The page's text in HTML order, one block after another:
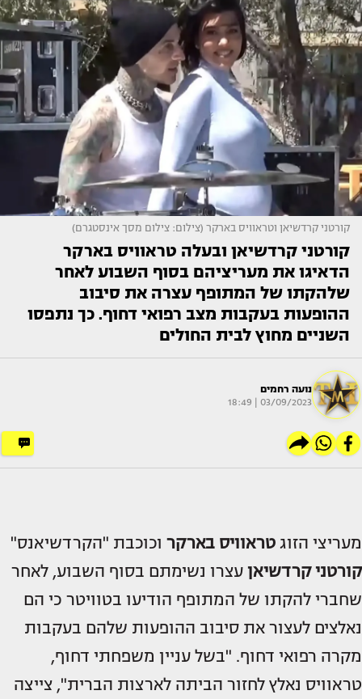
קורטני קרדשיאן וטראוויס בארקר (צילום: צילום מסך אינסטגרם)
קורטני קרדשיאן ובעלה טראוויס בארקר
הדאיגו את מעריציהם בסוף השבוע לאחר
שלהקתו של המתופף עצרה את סיבוב
ההופעות בעקבות מצב רפואי דחוף. כך נתפסו
השניים מחוץ לבית החולים
נועה רחמים
03/09/2023 | 18:49
מעריצי הזוג טראוויס בארקר וכוכבת "הקרדשיאנס"
קורטני קרדשיאן עצרו נשימתם בסוף השבוע, לאחר
שחברי להקתו של המתופף הודיעו בטוויטר כי הם
נאלצים לעצור את סיבוב ההופעות שלהם בעקבות
מקרה רפואי דחוף. "בשל עניין משפחתי דחוף,
טראוויס נאלץ לחזור הביתה לארצות הברית", צייצה